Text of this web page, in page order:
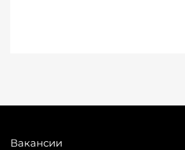
Вакансии